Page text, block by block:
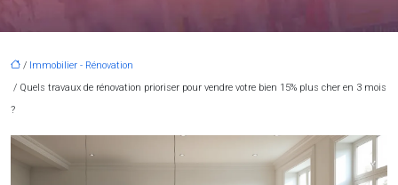
/ Immobilier - Rénovation
/ Quels travaux de rénovation prioriser pour vendre votre bien 15% plus cher en 3 mois
?